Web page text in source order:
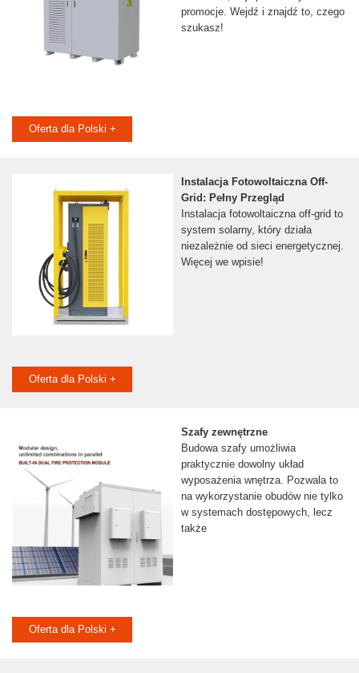
promocje. Wejdź i znajdź to, czego
szukasz!
Oferta dla Polski +
Instalacja Fotowoltaiczna Off-
Grid: Pełny Przegląd
Instalacja fotowoltaiczna off-grid to
system solarny, który działa
niezależnie od sieci energetycznej.
Więcej we wpisie!
Oferta dla Polski +
Szafy zewnętrzne
Budowa szafy umożliwia
praktycznie dowolny układ
wyposażenia wnętrza. Pozwala to
na wykorzystanie obudów nie tylko
w systemach dostępowych, lecz
także
Oferta dla Polski +